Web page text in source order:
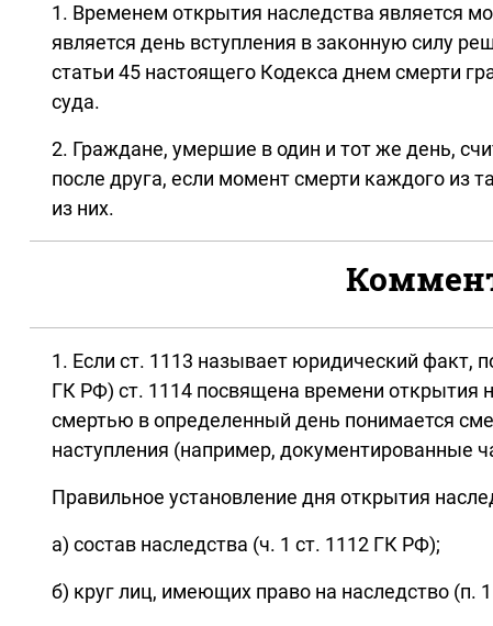
1. Временем открытия наследства является
является день вступления в законную силу
статьи 45 настоящего Кодекса днем смерти
суда.
2. Граждане, умершие в один и тот же день,
после друга, если момент смерти каждого из
из них.
1. Если ст. 1113 называет юридический факт,
ГК РФ) ст. 1114 посвящена времени открытия
смертью в определенный день понимается
наступления (например, документированные
Правильное установление дня открытия
а) состав наследства (ч. 1 ст. 1112 ГК РФ);
б) круг лиц, имеющих право на наследство (п.